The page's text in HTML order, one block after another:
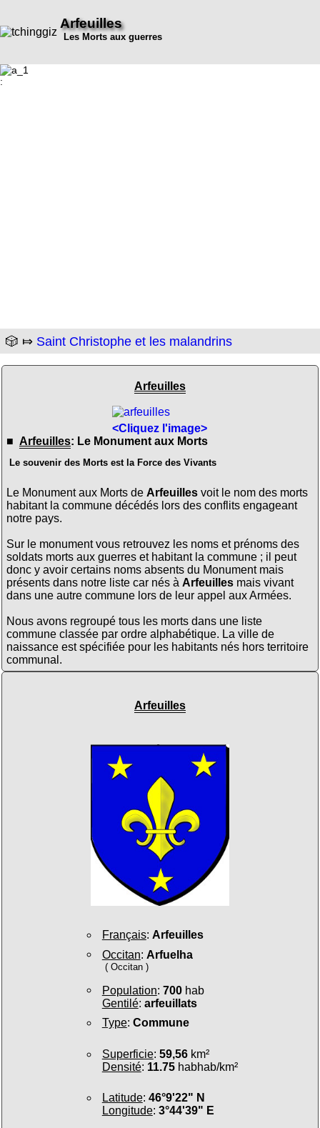
Arfeuilles
Les Morts aux guerres
:
🎲 ⤇ Saint Christophe et les malandrins
Arfeuilles
<Cliquez l'image>
■ Arfeuilles: Le Monument aux Morts
Le souvenir des Morts est la Force des Vivants
Le Monument aux Morts de Arfeuillesvoit le nom des morts
habitant la commune décédés lors des conflits engageant
notre pays.
Sur le monument vous retrouvez les noms et prénoms des
soldats morts aux guerres et habitant la commune ; il peut
donc y avoir certains noms absents du Monument mais
présents dans notre liste car nés à Arfeuillesmais vivant
dans une autre commune lors de leur appel aux Armées.
Nous avons regroupé tous les morts dans une liste
commune classée par ordre alphabétique. La ville de
naissance est spécifiée pour les habitants nés hors territoire
communal.
Arfeuilles
Français: Arfeuilles
Occitan: Arfuelha
( Occitan )
Population: 700hab
Gentilé: arfeuillats
Type: Commune
Superficie: 59,56km²
Densité: 11.75habhab/km²
Latitude: 46°9'22" N
Longitude: 3°44'39" E